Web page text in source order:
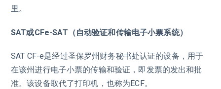
里 。
SAT或CFe-SAT（自动验证和传输电子小票系统）
SAT CF-e是经过圣保罗州财务秘书处认证的设备，用于
在该州进行电子小票的传输和验证，即发票的发出和批
准。该设备取代了打印机，也称为ECF。